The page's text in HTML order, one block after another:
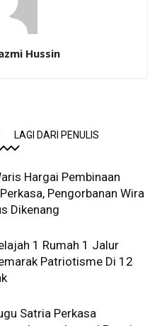
Hussin
LAGI DARI PENULIS
Hargai Pembinaan
Pengorbanan Wira
Dikenang
1 Rumah 1 Jalur
Patriotisme Di 12
Satria Perkasa